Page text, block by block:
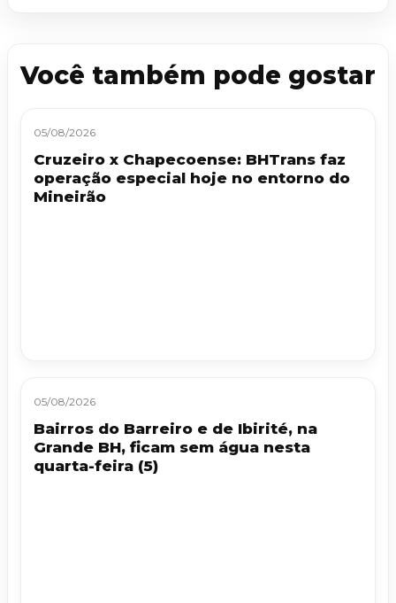
Você também pode gostar
05/08/2026
Cruzeiro x Chapecoense: BHTrans faz
operação especial hoje no entorno do
Mineirão
05/08/2026
Bairros do Barreiro e de Ibirité, na
Grande BH, ficam sem água nesta
quarta-feira (5)